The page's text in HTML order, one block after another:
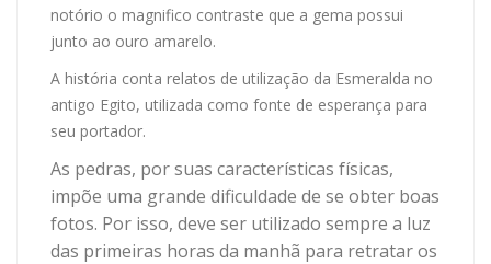
notório o magnifico contraste que a gema possui
junto ao ouro amarelo.
A história conta relatos de utilização da Esmeralda no
antigo Egito, utilizada como fonte de esperança para
seu portador.
As pedras, por suas características físicas,
impõe uma grande dificuldade de se obter boas
fotos. Por isso, deve ser utilizado sempre a luz
das primeiras horas da manhã para retratar os